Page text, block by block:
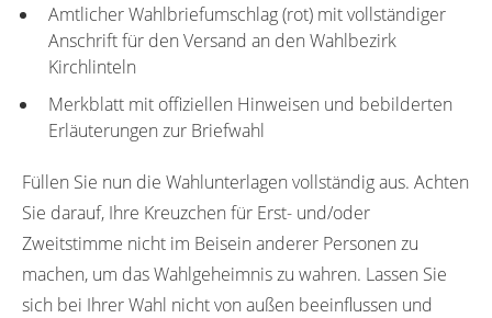
Amtlicher Wahlbriefumschlag (rot) mit vollständiger
Anschrift für den Versand an den Wahlbezirk
Kirchlinteln
Merkblatt mit offiziellen Hinweisen und bebilderten
Erläuterungen zur Briefwahl
Füllen Sie nun die Wahlunterlagen vollständig aus. Achten
Sie darauf, Ihre Kreuzchen für Erst- und/oder
Zweitstimme nicht im Beisein anderer Personen zu
machen, um das Wahlgeheimnis zu wahren. Lassen Sie
sich bei Ihrer Wahl nicht von außen beeinflussen und